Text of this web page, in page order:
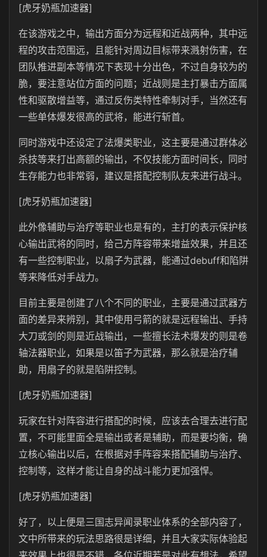
[虎牙奶瓶加速器]
在该游戏之中，输出方面分为远程和近战两种，其中远
程的攻击范围远，且能针对周边目标带来溅射伤害，在
团队推进副本等情况下表现十分出色，不过自身较为的
脆，要注意站位方面的问题；近战则是主打暴击方面属
性和驱散增益等，通过反伤类特性牵制对手，当然还有
一些单体爆发很高的武将，能进行斩首。
同时游戏中还设定了法爆类职业，这主要是通过群体必
杀技等来打出高额的输出，不仅技能方面时间长，同时
生存能力也非常弱，建议是搭配控制队友来进行战斗。
[虎牙奶瓶加速器]
此外像辅助与治疗等职业也是有的，主打的表示保护核
心输出武将的同时，给己方阵容带来增益效果，并且还
有一些控制职业，以扇子为武器，能通过debuff和陷阱
等来降低对手战力。
目前主要是创建了八个不同的职业，主要是通过武器方
面的差异来辨别，其中使用弓箭的就是远程输出、手持
大刀或剑的则是近战输出，一些擅长法术爆发的则是卷
轴法器职业，如果是以笛子为武器，那么就是治疗辅
助，用扇子的就是陷阱控制。
[虎牙奶瓶加速器]
玩家在针对阵容进行搭配的时候，应该去合理去进行配
置，不可能里面全是输出或者是辅助，而是要均衡，确
立核心输出以后，在根据对手阵容来搭配辅助与治疗、
控制等，这样才能让自身的战斗能力更加强悍。
[虎牙奶瓶加速器]
好了，以上便是三国志异闻录职业体系的全部内容了，
文中所带来的玩法思路很是详细，并且大家实际体验起